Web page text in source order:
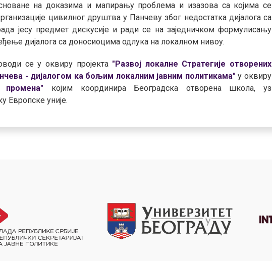
на доказима и мапирању проблема и изазова са којима се
цивилног друштва у Панчеву због недостатка дијалога са
јесу предмет дискусије и ради се на заједничком формулисању
дијалога са доносиоцима одлука на локалном нивоу.
се у оквиру пројекта "Развој локалне Стратегије отворених
- дијалогом ка бољим локалним јавним политикама" у оквиру
промена" којим координира Београдска отворена школа, уз
Европске уније.